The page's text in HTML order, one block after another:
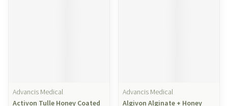
Advancis Medical
Activon Tulle Honey Coated
Advancis Medical
Algivon Alginate + Honey